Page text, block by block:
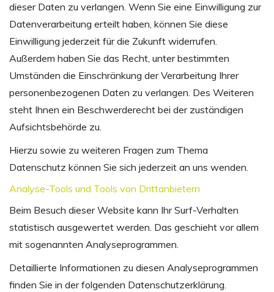
dieser Daten zu verlangen. Wenn Sie eine Einwilligung zur
Datenverarbeitung erteilt haben, können Sie diese
Einwilligung jederzeit für die Zukunft widerrufen.
Außerdem haben Sie das Recht, unter bestimmten
Umständen die Einschränkung der Verarbeitung Ihrer
personenbezogenen Daten zu verlangen. Des Weiteren
steht Ihnen ein Beschwerderecht bei der zuständigen
Aufsichtsbehörde zu.
Hierzu sowie zu weiteren Fragen zum Thema
Datenschutz können Sie sich jederzeit an uns wenden.
Analyse-Tools und Tools von Drittanbietern
Beim Besuch dieser Website kann Ihr Surf-Verhalten
statistisch ausgewertet werden. Das geschieht vor allem
mit sogenannten Analyseprogrammen.
Detaillierte Informationen zu diesen Analyseprogrammen
finden Sie in der folgenden Datenschutzerklärung.